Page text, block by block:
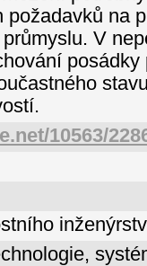
požadavků na
V
10563/